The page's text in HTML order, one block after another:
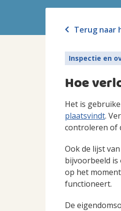
Terug naar
Inspectie en
Hoe
Het is
plaatsvindt.
controleren of
Ook de lijst
bijvoorbeeld is
op het
functioneert.
De